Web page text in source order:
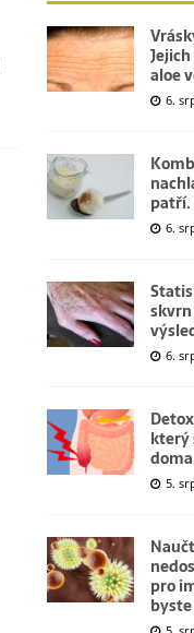
aloe
6.
patří.
6.
6.
který
5.
pro